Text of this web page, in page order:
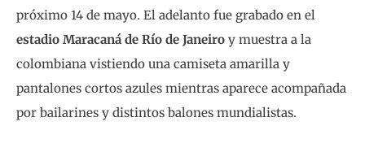
próximo 14 de mayo. El adelanto fue grabado en el
estadio Maracaná de Río de Janeiro y muestra a la
colombiana vistiendo una camiseta amarilla y
pantalones cortos azules mientras aparece acompañada
por bailarines y distintos balones mundialistas.